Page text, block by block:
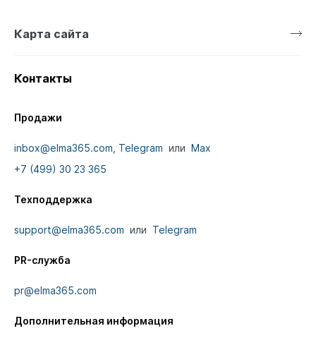
Карта сайта
Контакты
Продажи
inbox@elma365.com Telegram или Max
+7 (499) 30 23 365
Техподдержка
support@elma365.com или Telegram
PR-служба
pr@elma365.com
Дополнительная информация